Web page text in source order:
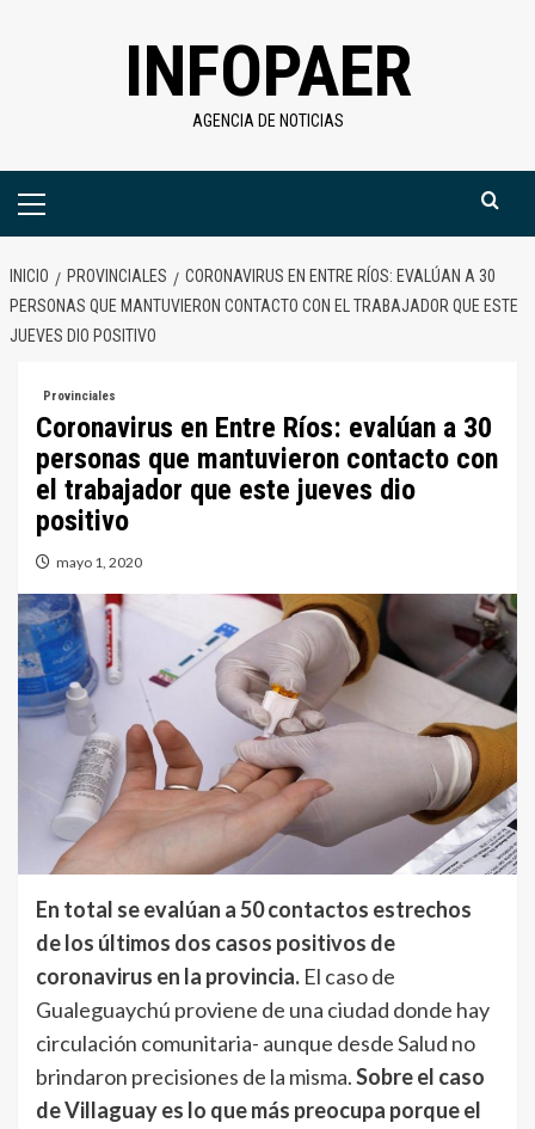
INFOPAER
AGENCIA DE NOTICIAS
Menú
INICIO PROVINCIALES
CORONAVIRUS EN ENTRE RÍOS: EVALÚAN A 30
PERSONAS QUE MANTUVIERON CONTACTO CON EL TRABAJADOR QUE ESTE
JUEVES DIO POSITIVO
Provinciales
Coronavirus en Entre Ríos: evalúan a 30
personas que mantuvieron contacto con
el trabajador que este jueves dio
positivo
mayo 1, 2020
En total se evalúan a 50 contactos estrechos
de los últimos dos casos positivos de
coronavirus en la provincia. El caso de
Gualeguaychú proviene de una ciudad donde hay
circulación comunitaria- aunque desde Salud no
brindaron precisiones de la misma.Sobre el caso
de Villaguay es lo que más preocupa porque el